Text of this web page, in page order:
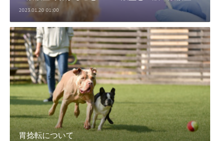
2023.01.20 01:00
胃捻転について